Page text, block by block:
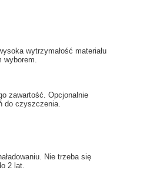
wytrzymałość materiału
wyborem.
zawartość. Opcjonalnie
do czyszczenia.
. Nie trzeba się
2 lat.